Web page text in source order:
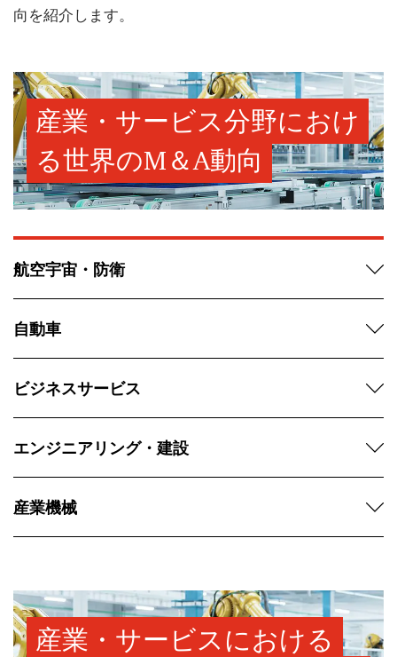
向を紹介します。
産業・サービス分野におけ
る世界のM＆A動向
航空宇宙・防衛
自動車
ビジネスサービス
エンジニアリング・建設
産業機械
産業・サービスにおける